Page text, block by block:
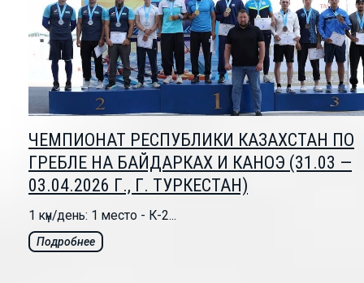
ЧЕМПИОНАТ РЕСПУБЛИКИ КАЗАХСТАН ПО
ГРЕБЛЕ НА БАЙДАРКАХ И КАНОЭ (31.03 —
03.04.2026 Г., Г. ТУРКЕСТАН)
1 күн/день: 1 место - К-2...
Подробнее